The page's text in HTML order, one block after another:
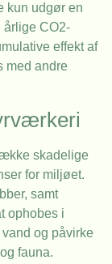
kun udgør en
årlige CO2-
effekt af
med andre
skadelige
for miljøet.
samt
ophobes i
og påvirke
fauna.